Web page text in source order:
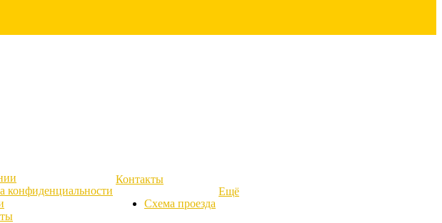
конфиденциальности
Контакты
Схема проезда
Ещё